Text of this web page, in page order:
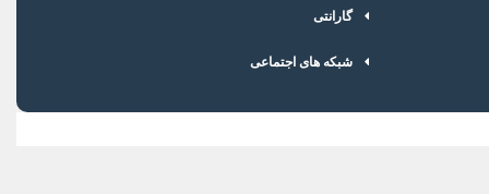
گارانتی
شبکه های اجتماعی